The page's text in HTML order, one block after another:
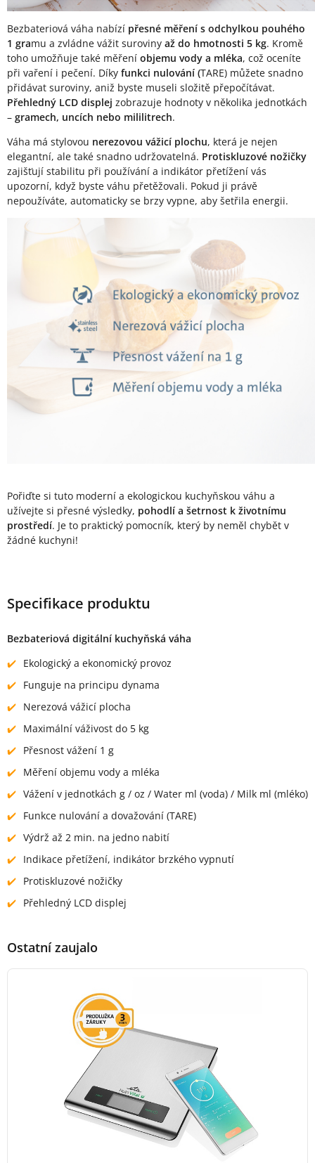
Bezbateriová váha nabízí přesné měření s odchylkou pouhého
1 gramu a zvládne vážit suroviny až do hmotnosti 5 kg. Kromě
toho umožňuje také měření objemu vody a mléka, což oceníte
při vaření i pečení. Díky funkci nulování (TARE) můžete snadno
přidávat suroviny, aniž byste museli složitě přepočítávat.
Přehledný LCD displej zobrazuje hodnoty v několika jednotkách
– gramech, uncích nebo mililitrech.
Váha má stylovou nerezovou vážicí plochu, která je nejen
elegantní, ale také snadno udržovatelná. Protiskluzové nožičky
zajišťují stabilitu při používání a indikátor přetížení vás
upozorní, když byste váhu přetěžovali. Pokud ji právě
nepoužíváte, automaticky se brzy vypne, aby šetřila energii.
Pořiďte si tuto moderní a ekologickou kuchyňskou váhu a
užívejte si přesné výsledky, pohodlí a šetrnost k životnímu
prostředí. Je to praktický pomocník, který by neměl chybět v
žádné kuchyni!
Specifikace produktu
Bezbateriová digitální kuchyňská váha
Ekologický a ekonomický provoz
Funguje na principu dynama
Nerezová vážicí plocha
Maximální váživost do 5 kg
Přesnost vážení 1 g
Měření objemu vody a mléka
Vážení v jednotkách g / oz / Water ml (voda) / Milk ml (mléko)
Funkce nulování a dovažování (TARE)
Výdrž až 2 min. na jedno nabití
Indikace přetížení, indikátor brzkého vypnutí
Protiskluzové nožičky
Přehledný LCD displej
Ostatní zaujalo